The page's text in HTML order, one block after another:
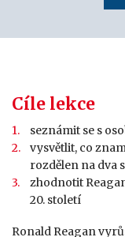
Cíle lekce
seznámit se s
vysvětlit, co
rozdělen na dva
zhodnotit
20. století
Ronald Reagan